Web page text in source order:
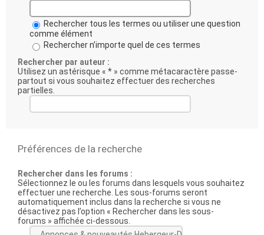
Rechercher tous les termes ou utiliser une question
comme élément
Rechercher n’importe quel de ces termes
Rechercher par auteur :
Utilisez un astérisque « * » comme métacaractère passe-
partout si vous souhaitez effectuer des recherches
partielles.
Préférences de la recherche
Rechercher dans les forums :
Sélectionnez le ou les forums dans lesquels vous souhaitez
effectuer une recherche. Les sous-forums seront
automatiquement inclus dans la recherche si vous ne
désactivez pas l’option « Rechercher dans les sous-
forums » affichée ci-dessous.